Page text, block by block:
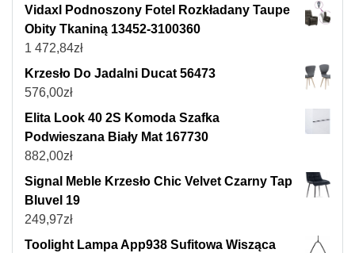
Vidaxl Podnoszony Fotel Rozkładany Taupe
Obity Tkaniną 13452-3100360
1 472,84zł
Krzesło Do Jadalni Ducat 56473
576,00zł
Elita Look 40 2S Komoda Szafka
Podwieszana Biały Mat 167730
882,00zł
Signal Meble Krzesło Chic Velvet Czarny Tap
Bluvel 19
249,97zł
Toolight Lampa App938 Sufitowa Wisząca